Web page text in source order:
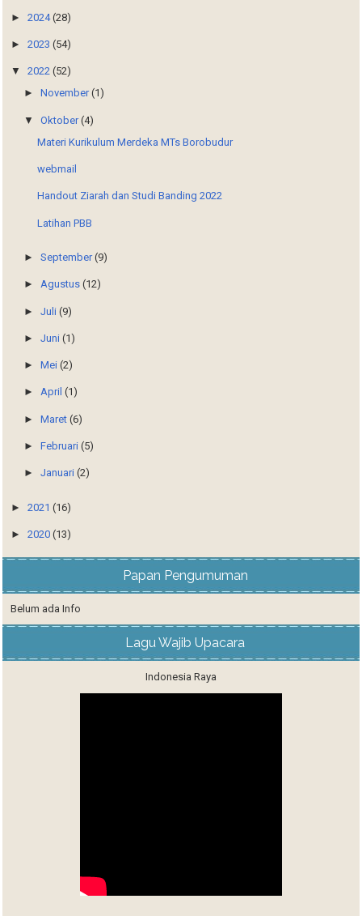
►2024(28)
►2023(54)
▼2022(52)
►November(1)
▼Oktober(4)
Materi Kurikulum Merdeka MTs Borobudur
webmail
Handout Ziarah dan Studi Banding 2022
Latihan PBB
►September(9)
►Agustus(12)
►Juli(9)
►Juni(1)
►Mei(2)
►April(1)
►Maret(6)
►Februari(5)
►Januari(2)
►2021(16)
►2020(13)
Papan Pengumuman
Belum ada Info
Lagu Wajib Upacara
Indonesia Raya